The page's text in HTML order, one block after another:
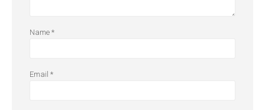
Name *
Email *